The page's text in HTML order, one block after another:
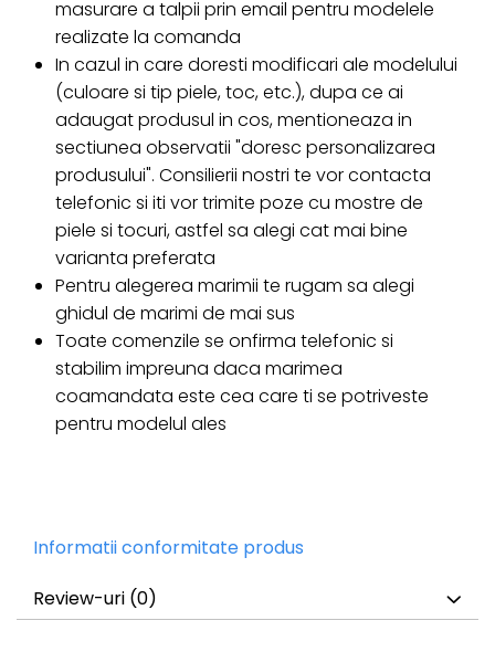
masurare a talpii prin email pentru modelele
realizate la comanda
In cazul in care doresti modificari ale modelului
(culoare si tip piele, toc, etc.), dupa ce ai
adaugat produsul in cos, mentioneaza in
sectiunea observatii "doresc personalizarea
produsului". Consilierii nostri te vor contacta
telefonic si iti vor trimite poze cu mostre de
piele si tocuri, astfel sa alegi cat mai bine
varianta preferata
Pentru alegerea marimii te rugam sa alegi
ghidul de marimi de mai sus
Toate comenzile se onfirma telefonic si
stabilim impreuna daca marimea
coamandata este cea care ti se potriveste
pentru modelul ales
Informatii conformitate produs
Review-uri (0)